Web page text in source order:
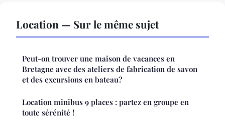
Location — Sur le même sujet
Peut-on trouver une maison de vacances en
Bretagne avec des ateliers de fabrication de savon
et des excursions en bateau?
Location minibus 9 places : partez en groupe en
toute sérénité !